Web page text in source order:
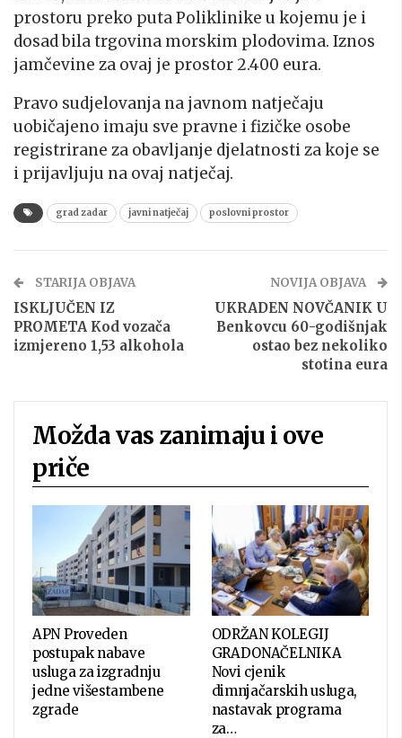
prostoru preko puta Poliklinike u kojemu je i
dosad bila trgovina morskim plodovima. Iznos
jamčevine za ovaj je prostor 2.400 eura.
Pravo sudjelovanja na javnom natječaju
uobičajeno imaju sve pravne i fizičke osobe
registrirane za obavljanje djelatnosti za koje se
i prijavljuju na ovaj natječaj.
grad zadar javni natječaj poslovni prostor
STARIJA OBJAVA
ISKLJUČEN IZ
PROMETA Kod vozača
izmjereno 1,53 alkohola
NOVIJA OBJAVA
UKRADEN NOVČANIK U
Benkovcu 60-godišnjak
ostao bez nekoliko
stotina eura
Možda vas zanimaju i ove
priče
APN Proveden
postupak nabave
usluga za izgradnju
jedne višestambene
zgrade
ODRŽAN KOLEGIJ
GRADONAČELNIKA
Novi cjenik
dimnjačarskih usluga,
nastavak programa
za…